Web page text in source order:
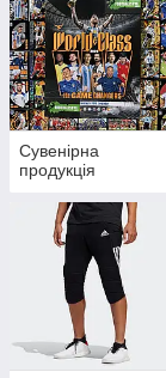
Сувенірна
продукція